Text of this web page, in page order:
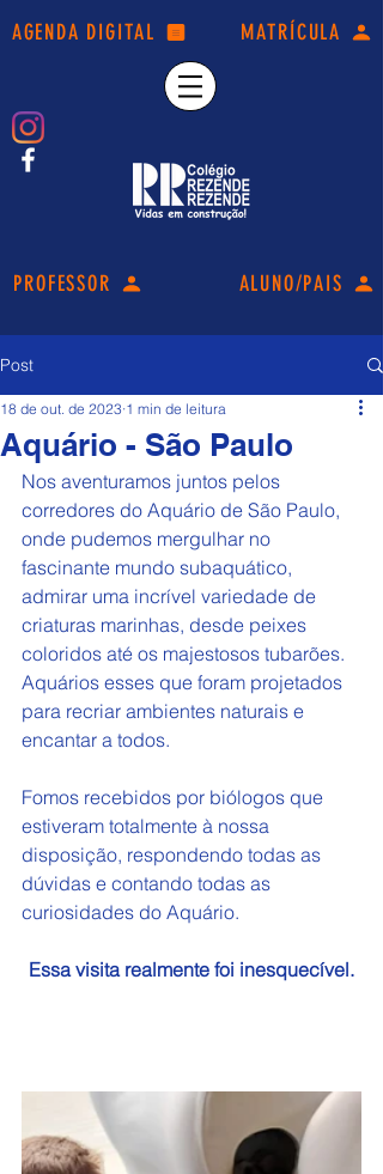
AGENDA DIGITAL MATRÍCULA
PROFESSOR ALUNO/PAIS
Post
Aquário - São Paulo
18 de out. de 2023 1 min de leitura
Nos aventuramos juntos pelos
corredores do Aquário de São Paulo,
onde pudemos mergulhar no
fascinante mundo subaquático,
admirar uma incrível variedade de
criaturas marinhas, desde peixes
coloridos até os majestosos tubarões.
Aquários esses que foram projetados
para recriar ambientes naturais e
encantar a todos.
Fomos recebidos por biólogos que
estiveram totalmente à nossa
disposição, respondendo todas as
dúvidas e contando todas as
curiosidades do Aquário.
Essa visita realmente foi inesquecível.